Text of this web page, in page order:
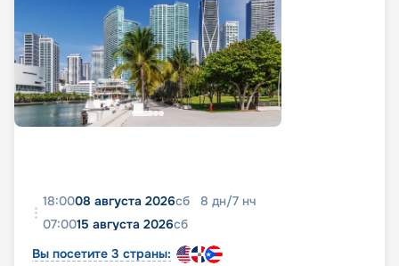
18:0008 августа 2026сб 8 дн/7 нч
07:0015 августа 2026сб
Вы посетите 3 страны: